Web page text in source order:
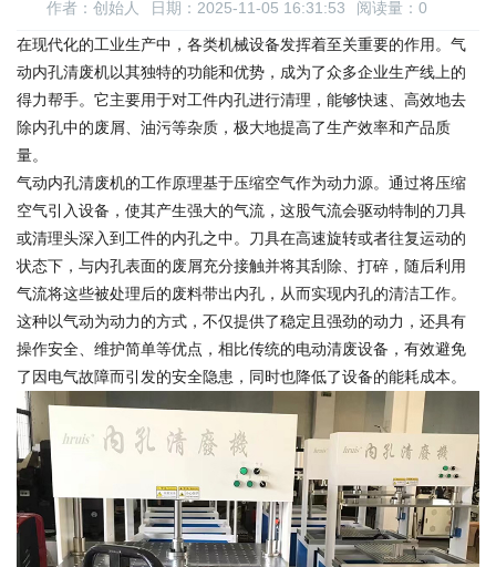
作者：创始人 日期：2025-11-05 16:31:53 阅读量： 0
在现代化的工业生产中，各类机械设备发挥着至关重要的作用。气
动内孔清废机以其独特的功能和优势，成为了众多企业生产线上的
得力帮手。它主要用于对工件内孔进行清理，能够快速、高效地去
除内孔中的废屑、油污等杂质，极大地提高了生产效率和产品质
量。
气动内孔清废机的工作原理基于压缩空气作为动力源。通过将压缩
空气引入设备，使其产生强大的气流，这股气流会驱动特制的刀具
或清理头深入到工件的内孔之中。刀具在高速旋转或者往复运动的
状态下，与内孔表面的废屑充分接触并将其刮除、打碎，随后利用
气流将这些被处理后的废料带出内孔，从而实现内孔的清洁工作。
这种以气动为动力的方式，不仅提供了稳定且强劲的动力，还具有
操作安全、维护简单等优点，相比传统的电动清废设备，有效避免
了因电气故障而引发的安全隐患，同时也降低了设备的能耗成本。